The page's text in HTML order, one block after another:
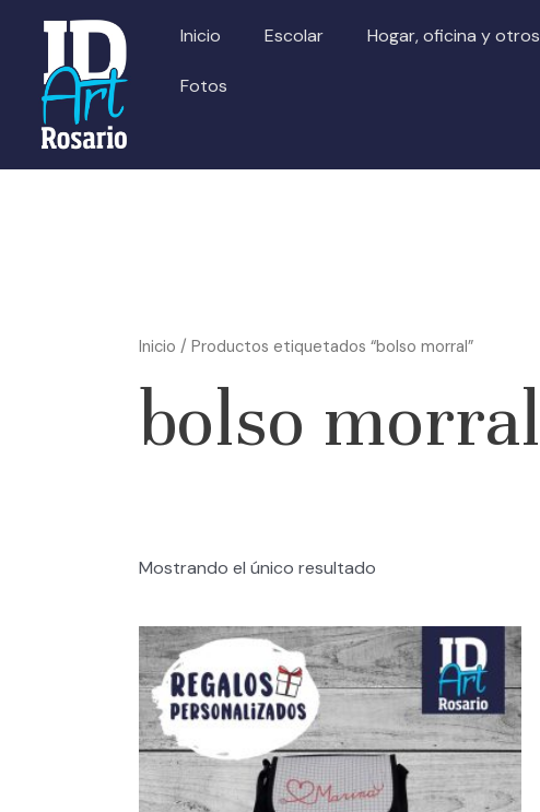
contenido
Inicio Escolar Hogar, oficina y otros
Fotos
Inicio / Productos etiquetados “bolso morral”
bolso morral
Mostrando el único resultado